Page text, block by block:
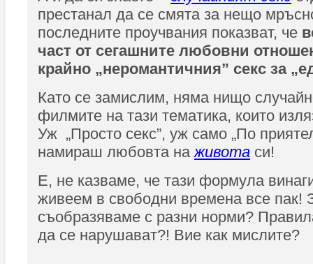
престанал да се смята за нещо
последните проучвания показват, че
част от сегашните любовни
крайно „неромантичния” секс за
Като се замислим, няма нищо
филмите на тази тематика, които
Уж „Просто секс”, уж само „По
намираш любовта наживота си!
Е, не казваме, че тази формула
живеем в свободни времена все пак!
съобразяваме с разни норми?
да се нарушават?! Вие как мислите?